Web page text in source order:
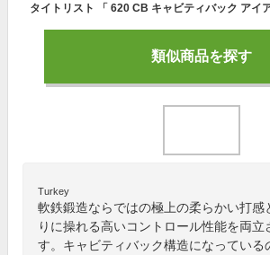
類似商品を探す
Turkey
軟鉄鍛造ならではの極上の柔らかい打感
りに操れる高いコントロール性能を両立
す。キャビティバック構造になっている